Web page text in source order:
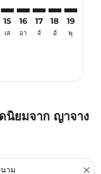
15
เส
16
อา
17
จั
18
อั
19
พุ
นิยมจาก ญาจาง
close